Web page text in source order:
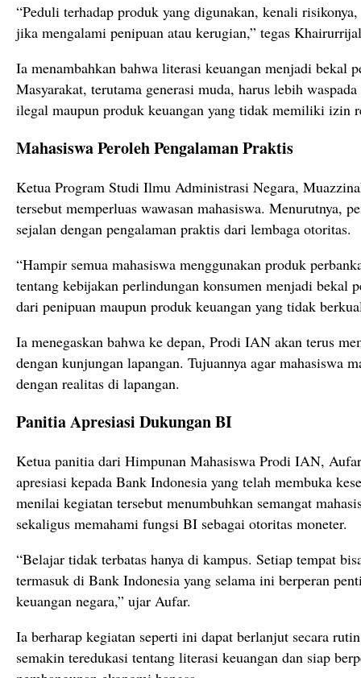
“Peduli terhadap produk yang digunakan, kenali
jika mengalami penipuan atau kerugian,” tegas
Ia menambahkan bahwa literasi keuangan menjadi bekal
Masyarakat, terutama generasi muda, harus lebih
ilegal maupun produk keuangan yang tidak memiliki izin
Mahasiswa Peroleh Pengalaman Praktis
Ketua Program Studi Ilmu Administrasi Negara,
tersebut memperluas wawasan mahasiswa. Menurutnya,
sejalan dengan pengalaman praktis dari lembaga otoritas.
“Hampir semua mahasiswa menggunakan produk
tentang kebijakan perlindungan konsumen menjadi bekal
dari penipuan maupun produk keuangan yang tidak
Ia menegaskan bahwa ke depan, Prodi IAN akan terus
dengan kunjungan lapangan. Tujuannya agar mahasiswa
dengan realitas di lapangan.
Panitia Apresiasi Dukungan BI
Ketua panitia dari Himpunan Mahasiswa Prodi IAN,
apresiasi kepada Bank Indonesia yang telah membuka
menilai kegiatan tersebut menumbuhkan semangat
sekaligus memahami fungsi BI sebagai otoritas moneter.
“Belajar tidak terbatas hanya di kampus. Setiap tempat
termasuk di Bank Indonesia yang selama ini berperan
keuangan negara,” ujar Aufar.
Ia berharap kegiatan seperti ini dapat berlanjut secara
semakin teredukasi tentang literasi keuangan dan siap